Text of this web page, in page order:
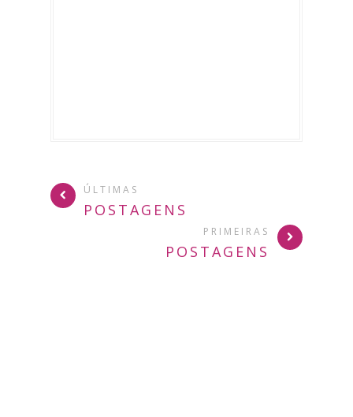
ÚLTIMAS
POSTAGENS
PRIMEIRAS
POSTAGENS